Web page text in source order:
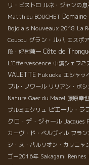
リ・ビストロ ルネ・ジャンの
Matthieu BOUCHET
Bojolais Nouveaux 2018 La
Coucou グラン・ルパ エスポ
段・好村兼一 Côte de
L'Effervescence 中湊シェフご
VALETTE Fukuoka エシャッ
ブル・ノワール リリアン・ボシ
Nature Gaec du Mazel 藤原幸也
プルミエクリュ ピエール・ラ
クロ・デ・ジャール Jacques
カーヴ・ド・ベルヴィル フラ
シ・ヌ・パルリオン・カリニャ
ゴー2016年 Sakagami Rennes